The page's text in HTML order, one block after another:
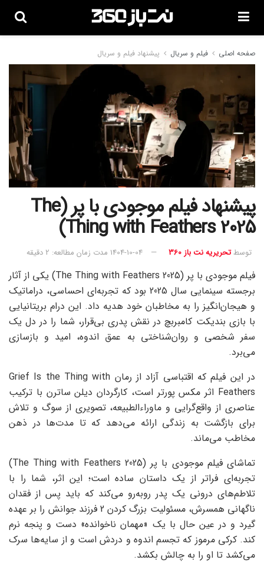
صفحه اصلی فیلم و سریال پیشنهاد فیلم و سریال
پیشنهاد فیلم موجودی با پر (The
Thing with Feathers 2025)
توسطتحریریه نت باز 360 1404-10-04 مدت زمان مطالعه: 2 دقیقه
فیلم موجودی با پر (The Thing with Feathers 2025) یکی از آثار
برجسته‌ سینمایی سال 2025 بود که تجربه‌ای احساسی، دراماتیک
و هیجان‌انگیز را به مخاطبان خود هدیه داد. این درام بریتانیایی
با بازی بندیکت کامبربچ در نقش پدری بی‌قرار، شما را در دل یک
سفر شخصی و روان‌شناختی به عمق اندوه، امید و بازسازی
می‌برد.
در این فیلم که اقتباسی آزاد از رمان Grief Is the Thing with
Feathers اثر مکس پورتر است، کارگردان دیلن ساترن با ترکیب
عناصری از واقع‌گرایی و ماوراء‌الطبیعه، تصویری از سوگ و تلاش
برای بازگشت به زندگی ارائه می‌دهد که تا مدت‌ها در ذهن
مخاطب می‌ماند.
تماشای فیلم موجودی با پر (The Thing with Feathers 2025)
تجربه‌ای فراتر از یک داستان ساده است؛ این اثر، شما را با
تلاطم‌های درونی یک پدر روبه‌رو می‌کند که باید پس از فقدان
ناگهانی همسرش، مسئولیت بزرگ کردن 2 فرزند جوانش را بر عهده
گیرد و در عین حال با یک «مهمان ناخوانده» دست و پنجه نرم
کند. کرکی مرموز که تجسم اندوه و دردش است و از سایه‌ها سرک
می‌کشد تا او را به چالش بکشد.